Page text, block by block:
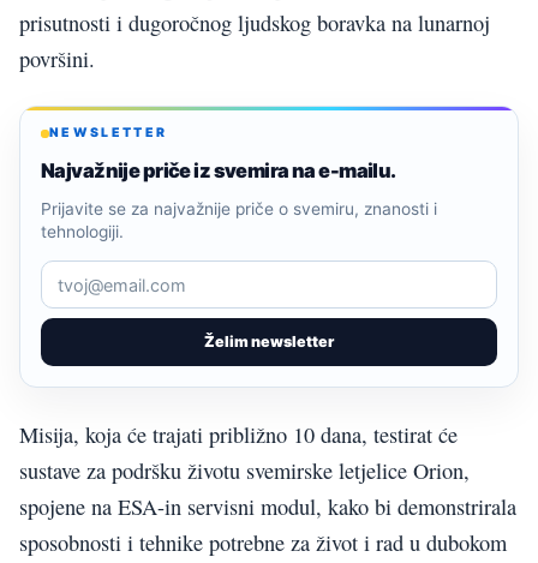
prisutnosti i dugoročnog ljudskog boravka na lunarnoj
površini.
NEWSLETTER
Najvažnije priče iz svemira na e-mailu.
Želim newsletter
Prijavite se za najvažnije priče o svemiru, znanosti i
tehnologiji.
Misija, koja će trajati približno 10 dana, testirat će
sustave za podršku životu svemirske letjelice Orion,
spojene na ESA-in servisni modul, kako bi demonstrirala
sposobnosti i tehnike potrebne za život i rad u dubokom